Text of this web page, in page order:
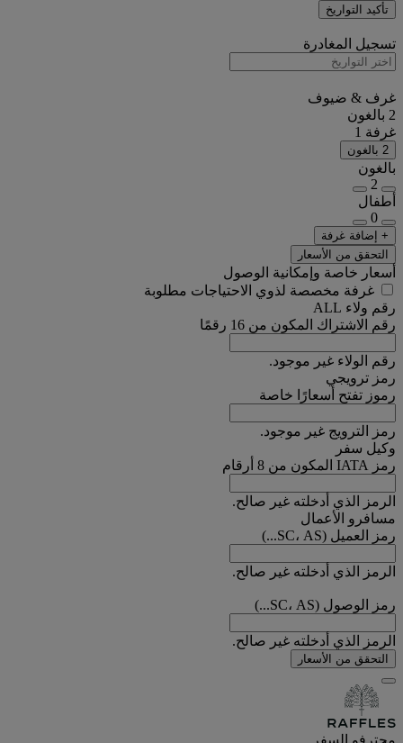
تأكيد التواريخ
تسجيل المغادرة
غرف & ضيوف
2 بالغون
غرفة 1
2 بالغون
بالغون
2
أطفال
0
+ إضافة غرفة
التحقق من الأسعار
أسعار خاصة وإمكانية الوصول
غرفة مخصصة لذوي الاحتياجات مطلوبة
رقم ولاء ALL
رقم الاشتراك المكون من 16 رقمًا
رقم الولاء غير موجود.
رمز ترويجي
رموز تفتح أسعارًا خاصة
رمز الترويج غير موجود.
وكيل سفر
رمز IATA المكون من 8 أرقام
الرمز الذي أدخلته غير صالح.
مسافرو الأعمال
رمز العميل (SC، AS...)
الرمز الذي أدخلته غير صالح.
رمز الوصول (SC، AS...)
الرمز الذي أدخلته غير صالح.
التحقق من الأسعار
محترفو السفر